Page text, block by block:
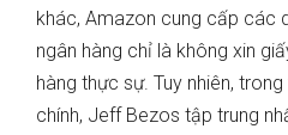
khác, Amazon cung cấp các
ngân hàng chỉ là không xin
hàng thực sự. Tuy nhiên,
chính, Jeff Bezos tập trung